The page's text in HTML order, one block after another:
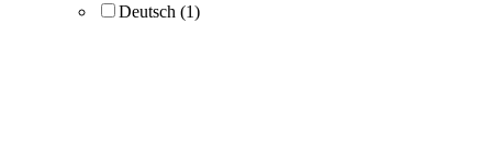
Deutsch (1)